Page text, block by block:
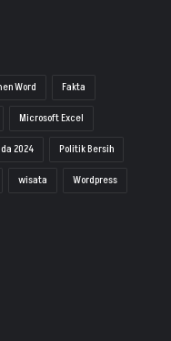
Word
Fakta
Microsoft Excel
2024
Politik Bersih
wisata Wordpress